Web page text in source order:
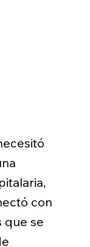
con
que se